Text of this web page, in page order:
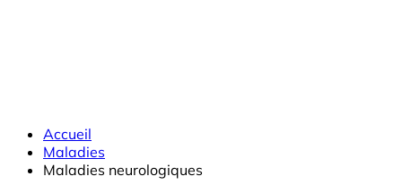
Accueil
Maladies
Maladies neurologiques